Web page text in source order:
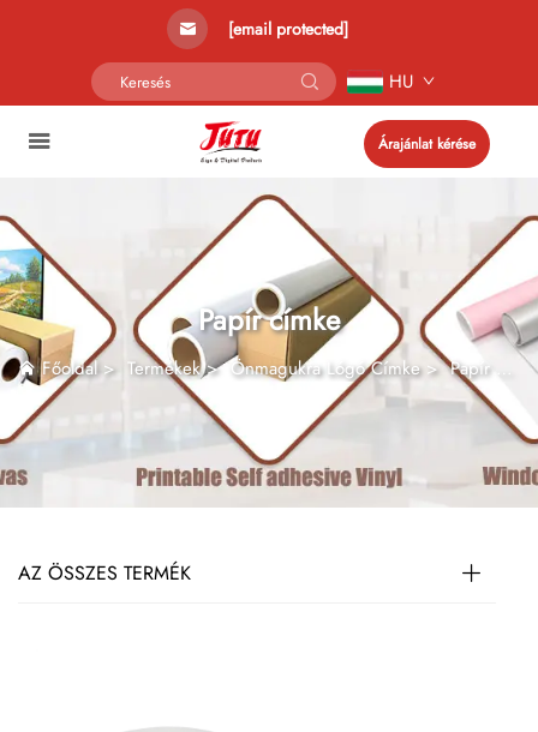
[email protected]
HU
Árajánlat kérése
Papír címke
Főoldal> Termékek>Önmagukra Lógó Címke>Papír címke
AZ ÖSSZES TERMÉK